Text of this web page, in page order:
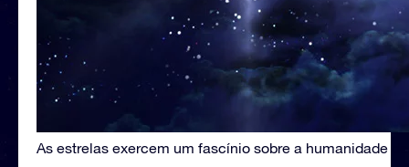
As estrelas exercem um fascínio sobre a humanidade